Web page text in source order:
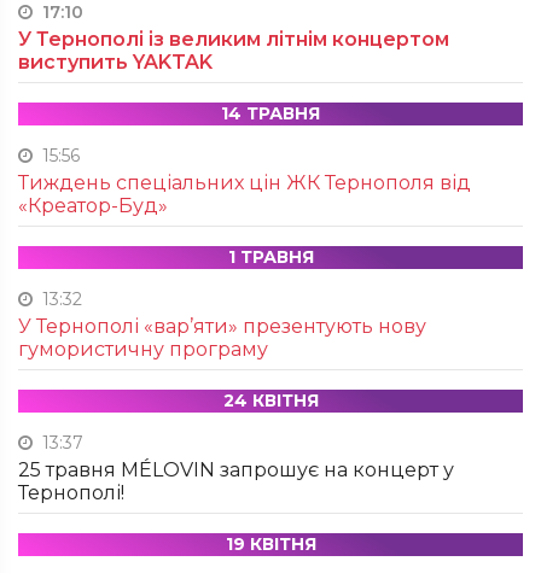
17:10
У Тернополі із великим літнім концертом
виступить YAKTAK
14 ТРАВНЯ
15:56
Тиждень спеціальних цін ЖК Тернополя від
«Креатор-Буд»
1 ТРАВНЯ
13:32
У Тернополі «вар’яти» презентують нову
гумористичну програму
24 КВІТНЯ
13:37
25 травня MÉLOVIN запрошує на концерт у
Тернополі!
19 КВІТНЯ